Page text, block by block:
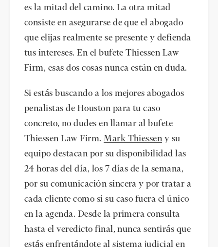
es la mitad del camino. La otra mitad
consiste en asegurarse de que el abogado
que elijas realmente se presente y defienda
tus intereses. En el bufete Thiessen Law
Firm, esas dos cosas nunca están en duda.
Si estás buscando a los mejores abogados
penalistas de Houston para tu caso
concreto, no dudes en llamar al bufete
Thiessen Law Firm.Mark Thiessen y su
equipo destacan por su disponibilidad las
24 horas del día, los 7 días de la semana,
por su comunicación sincera y por tratar a
cada cliente como si su caso fuera el único
en la agenda. Desde la primera consulta
hasta el veredicto final, nunca sentirás que
estás enfrentándote al sistema judicial en